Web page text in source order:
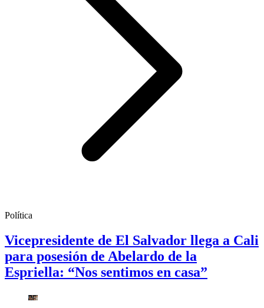
Política
Vicepresidente de El Salvador llega a Cali
para posesión de Abelardo de la
Espriella: “Nos sentimos en casa”